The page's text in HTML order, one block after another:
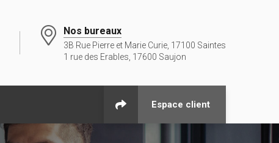
Nos bureaux
3B Rue Pierre et Marie Curie, 17100 Saintes
1 rue des Erables, 17600 Saujon
Espace client